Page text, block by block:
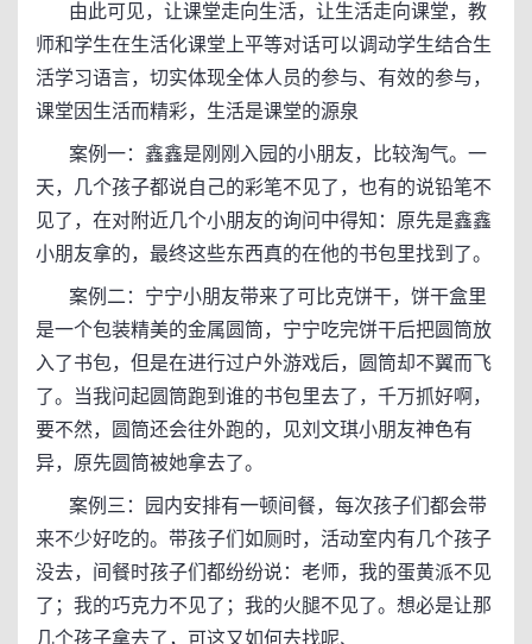
由此可见，让课堂走向生活，让生活走向课堂，教
师和学生在生活化课堂上平等对话可以调动学生结合生
活学习语言，切实体现全体人员的参与、有效的参与，
课堂因生活而精彩，生活是课堂的源泉
案例一：鑫鑫是刚刚入园的小朋友，比较淘气。一
天，几个孩子都说自己的彩笔不见了，也有的说铅笔不
见了，在对附近几个小朋友的询问中得知：原先是鑫鑫
小朋友拿的，最终这些东西真的在他的书包里找到了。
案例二：宁宁小朋友带来了可比克饼干，饼干盒里
是一个包装精美的金属圆筒，宁宁吃完饼干后把圆筒放
入了书包，但是在进行过户外游戏后，圆筒却不翼而飞
了。当我问起圆筒跑到谁的书包里去了，千万抓好啊，
要不然，圆筒还会往外跑的，见刘文琪小朋友神色有
异，原先圆筒被她拿去了。
案例三：园内安排有一顿间餐，每次孩子们都会带
来不少好吃的。带孩子们如厕时，活动室内有几个孩子
没去，间餐时孩子们都纷纷说：老师，我的蛋黄派不见
了；我的巧克力不见了；我的火腿不见了。想必是让那
几个孩子拿去了，可这又如何去找呢、